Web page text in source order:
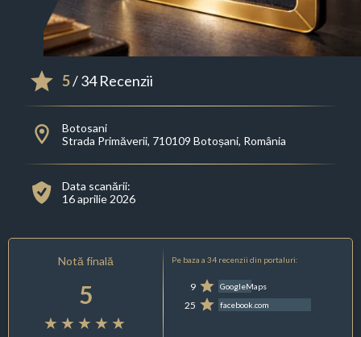
5/ 34 Recenzii
Botosani
Strada Primăverii, 710109 Botoșani, România
Data scanării:
16 aprilie 2026
Notă finală
5
Pe baza a 34 recenzii din portaluri:
9 GoogleMaps
25 facebook.com